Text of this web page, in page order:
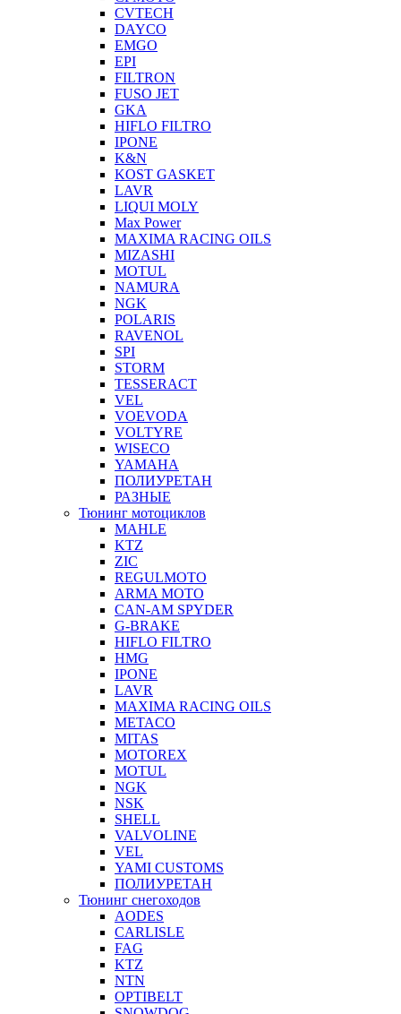
CVTECH
DAYCO
EMGO
EPI
FILTRON
FUSO JET
GKA
HIFLO FILTRO
IPONE
K&N
KOST GASKET
LAVR
LIQUI MOLY
Max Power
MAXIMA RACING OILS
MIZASHI
MOTUL
NAMURA
NGK
POLARIS
RAVENOL
SPI
STORM
TESSERACT
VEL
VOEVODA
VOLTYRE
WISECO
YAMAHA
ПОЛИУРЕТАН
РАЗНЫЕ
Тюнинг мотоциклов
MAHLE
KTZ
ZIC
REGULMOTO
ARMA MOTO
CAN-AM SPYDER
G-BRAKE
HIFLO FILTRO
HMG
IPONE
LAVR
MAXIMA RACING OILS
METACO
MITAS
MOTOREX
MOTUL
NGK
NSK
SHELL
VALVOLINE
VEL
YAMI CUSTOMS
ПОЛИУРЕТАН
Тюнинг снегоходов
AODES
CARLISLE
FAG
KTZ
NTN
OPTIBELT